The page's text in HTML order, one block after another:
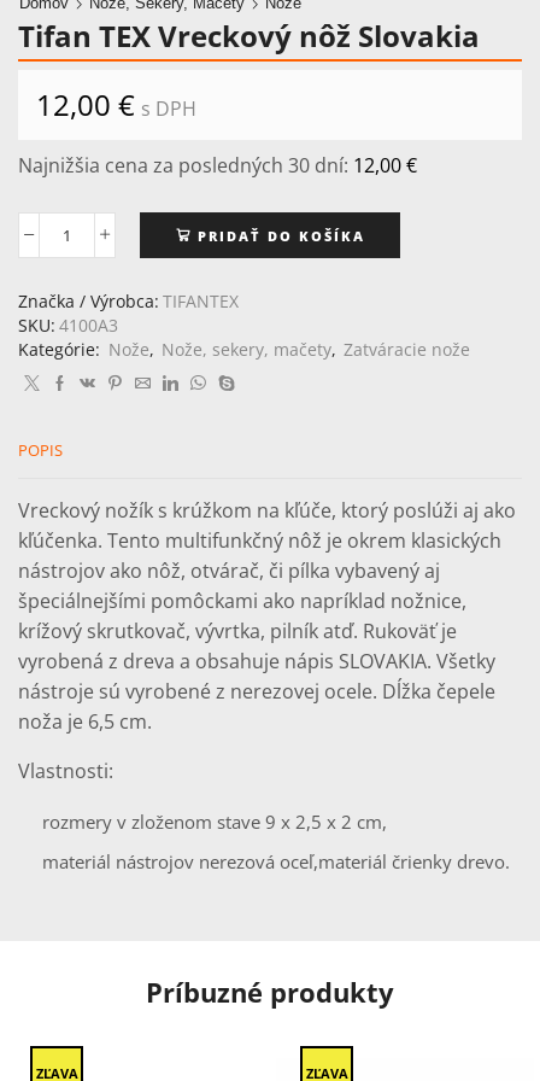
Tifan TEX Vreckový nôž Slovakia
12,00 € s DPH
Najnižšia cena za posledných 30 dní: 12,00€
množstvo
TEX
Vreckový
nôž
PRIDAŤ DO KOŠÍKA
Značka / Výrobca: TIFANTEX
SKU: 4100A3
Kategórie: Nože, Nože, sekery, mačety, Zatváracie nože
POPIS
Vreckový nožík s krúžkom na kľúče, ktorý poslúži aj ako
kľúčenka. Tento multifunkčný nôž je okrem klasických
nástrojov ako nôž, otvárač, či pílka vybavený aj
špeciálnejšími pomôckami ako napríklad nožnice,
krížový skrutkovač, vývrtka, pilník atď. Rukoväť je
vyrobená z dreva a obsahuje nápis SLOVAKIA. Všetky
nástroje sú vyrobené z nerezovej ocele. Dĺžka čepele
noža je 6,5 cm.
Vlastnosti:
rozmery v zloženom stave 9 x 2,5 x 2 cm,
materiál nástrojov nerezová oceľ,materiál črienky drevo.
Príbuzné produkty
ZĽAVA ZĽAVA